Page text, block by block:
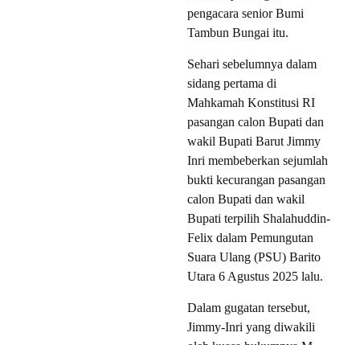
pengacara senior Bumi
Tambun Bungai itu.
Sehari sebelumnya dalam
sidang pertama di
Mahkamah Konstitusi RI
pasangan calon Bupati dan
wakil Bupati Barut Jimmy
Inri membeberkan sejumlah
bukti kecurangan pasangan
calon Bupati dan wakil
Bupati terpilih Shalahuddin-
Felix dalam Pemungutan
Suara Ulang (PSU) Barito
Utara 6 Agustus 2025 lalu.
Dalam gugatan tersebut,
Jimmy-Inri yang diwakili